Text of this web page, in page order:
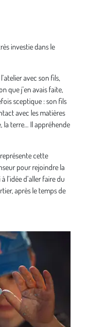
investie dans le
avec son fils,
que j’en avais faite,
sceptique : son fils
avec les matières
la terre… Il appréhende
cette
pour rejoindre la
l’idée d’aller faire du
après le temps de